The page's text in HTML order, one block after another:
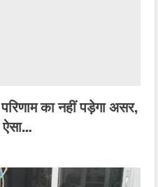
का नहीं पड़ेगा असर,
ऐसा…